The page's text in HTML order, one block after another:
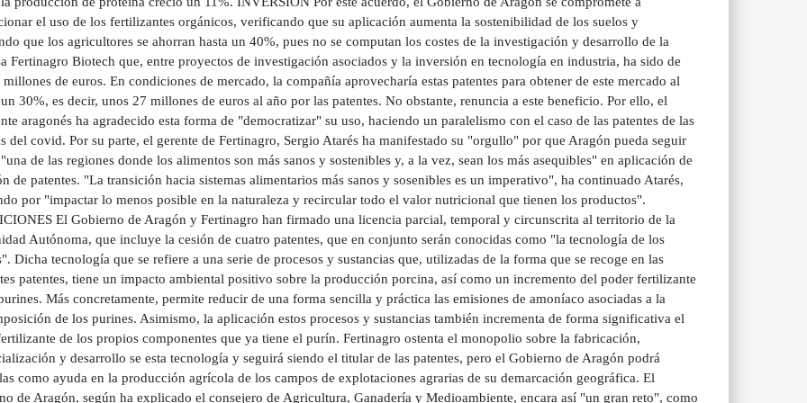
el uso de los fertilizantes orgánicos, verificando que su aplicación aumenta la sostenibilidad de los suelos y
que los agricultores se ahorran hasta un 40%, pues no se computan los costes de la investigación y desarrollo de la
Fertinagro Biotech que, entre proyectos de investigación asociados y la inversión en tecnología en industria, ha sido de
de euros. En condiciones de mercado, la compañía aprovecharía estas patentes para obtener de este mercado al
30%, es decir, unos 27 millones de euros al año por las patentes. No obstante, renuncia a este beneficio. Por ello, el
aragonés ha agradecido esta forma de "democratizar" su uso, haciendo un paralelismo con el caso de las patentes de las
del covid. Por su parte, el gerente de Fertinagro, Sergio Atarés ha manifestado su "orgullo" por que Aragón pueda seguir
de las regiones donde los alimentos son más sanos y sostenibles y, a la vez, sean los más asequibles" en aplicación de
de patentes. "La transición hacia sistemas alimentarios más sanos y sosenibles es un imperativo", ha continuado Atarés,
por "impactar lo menos posible en la naturaleza y recircular todo el valor nutricional que tienen los productos".
El Gobierno de Aragón y Fertinagro han firmado una licencia parcial, temporal y circunscrita al territorio de la
Autónoma, que incluye la cesión de cuatro patentes, que en conjunto serán conocidas como "la tecnología de los
Dicha tecnología que se refiere a una serie de procesos y sustancias que, utilizadas de la forma que se recoge en las
patentes, tiene un impacto ambiental positivo sobre la producción porcina, así como un incremento del poder fertilizante
Más concretamente, permite reducir de una forma sencilla y práctica las emisiones de amoníaco asociadas a la
de los purines. Asimismo, la aplicación estos procesos y sustancias también incrementa de forma significativa el
de los propios componentes que ya tiene el purín. Fertinagro ostenta el monopolio sobre la fabricación,
y desarrollo se esta tecnología y seguirá siendo el titular de las patentes, pero el Gobierno de Aragón podrá
como ayuda en la producción agrícola de los campos de explotaciones agrarias de su demarcación geográfica. El
de Aragón, según ha explicado el consejero de Agricultura, Ganadería y Medioambiente, encara así "un gran reto", como